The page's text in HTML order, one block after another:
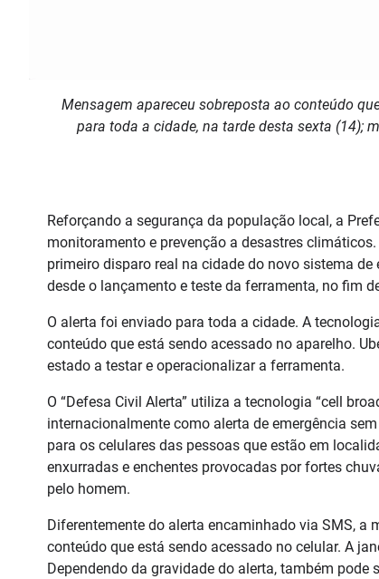
Mensagem apareceu sobreposta ao conteúdo
para toda a cidade, na tarde desta sexta (14);
Reforçando a segurança da população local, a
monitoramento e prevenção a desastres
primeiro disparo real na cidade do novo sistema de
desde o lançamento e teste da ferramenta, no fim
O alerta foi enviado para toda a cidade. A
conteúdo que está sendo acessado no aparelho.
estado a testar e operacionalizar a ferramenta.
O “Defesa Civil Alerta” utiliza a tecnologia “cell
internacionalmente como alerta de emergência
para os celulares das pessoas que estão em
enxurradas e enchentes provocadas por fortes
pelo homem.
Diferentemente do alerta encaminhado via SMS, a
conteúdo que está sendo acessado no celular. A
Dependendo da gravidade do alerta, também